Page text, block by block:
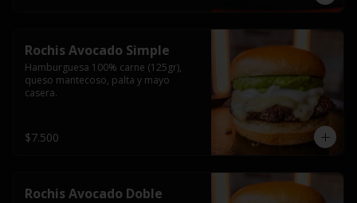
Rochis Avocado Simple
Hamburguesa 100% carne (125gr),
queso mantecoso, palta y mayo
casera.
$7.500
Rochis Avocado Doble